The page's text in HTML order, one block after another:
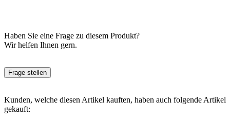
Haben Sie eine Frage zu diesem Produkt?
Wir helfen Ihnen gern.
Frage stellen
Kunden, welche diesen Artikel kauften, haben auch folgende Artikel
gekauft: